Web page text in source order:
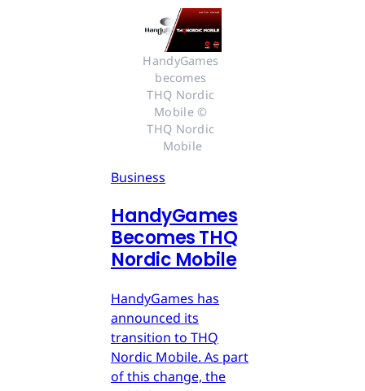
HandyGames
becomes
THQ Nordic
Mobile ©
THQ Nordic
Mobile
Business
HandyGames
Becomes THQ
Nordic Mobile
HandyGames has
announced its
transition to THQ
Nordic Mobile. As part
of this change, the